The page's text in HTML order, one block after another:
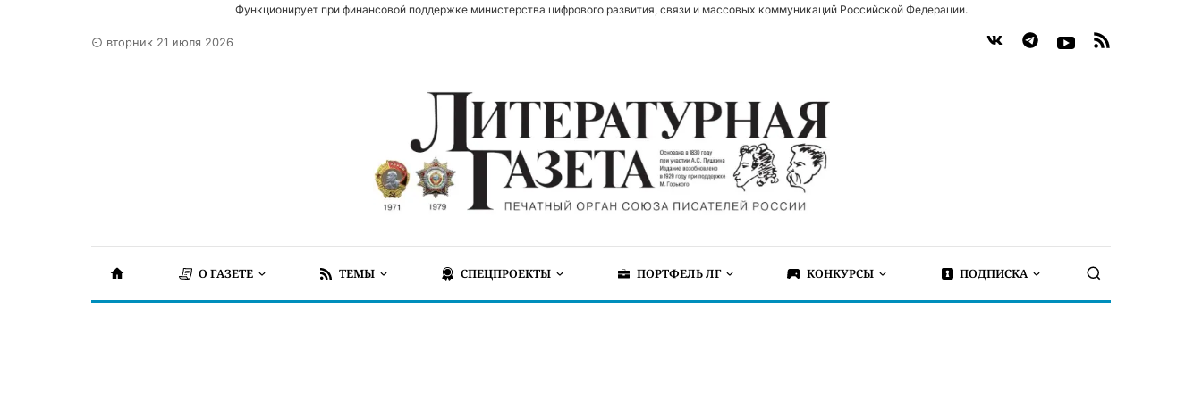
Функционирует при финансовой поддержке министерства цифрового развития, связи и массовых коммуникаций Российской Федерации.
вторник 21 июля 2026
О ГАЗЕТЕ ТЕМЫ СПЕЦПРОЕКТЫ ПОРТФЕЛЬ ЛГ КОНКУРСЫ ПОДПИСКА